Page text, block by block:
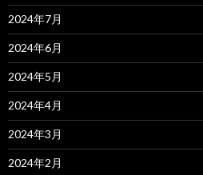
2024年7月
2024年6月
2024年5月
2024年4月
2024年3月
2024年2月